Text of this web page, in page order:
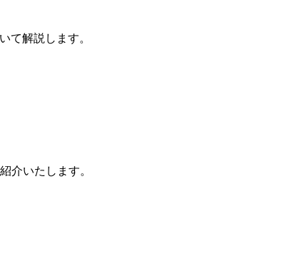
て解説します。
介いたします。